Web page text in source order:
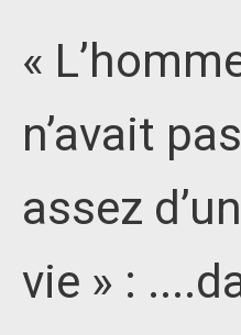
«
n’avait pas
assez
vie » :